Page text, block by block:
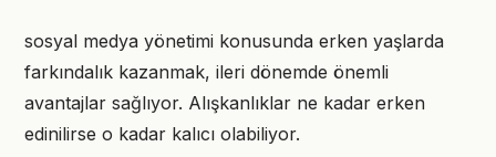
sosyal medya yönetimi konusunda erken yaşlarda
farkındalık kazanmak, ileri dönemde önemli
avantajlar sağlıyor. Alışkanlıklar ne kadar erken
edinilirse o kadar kalıcı olabiliyor.